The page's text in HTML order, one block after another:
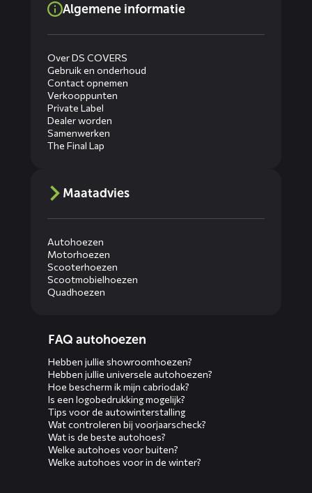
Algemene informatie
Over DS COVERS
Gebruik en onderhoud
Contact opnemen
Verkooppunten
Private Label
Dealer worden
Samenwerken
The Final Lap
Maatadvies
Autohoezen
Motorhoezen
Scooterhoezen
Scootmobielhoezen
Quadhoezen
menusFAQ autohoezen
Hebben jullie showroomhoezen?
Hebben jullie universele autohoezen?
Hoe bescherm ik mijn cabriodak?
Is een logobedrukking mogelijk?
Tips voor de autowinterstalling
Wat controleren bij voorjaarscheck?
Wat is de beste autohoes?
Welke autohoes voor buiten?
Welke autohoes voor in de winter?